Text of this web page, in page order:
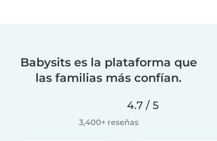
Babysits es la plataforma que
las familias más confían.
4.7 / 5
3,400+ reseñas